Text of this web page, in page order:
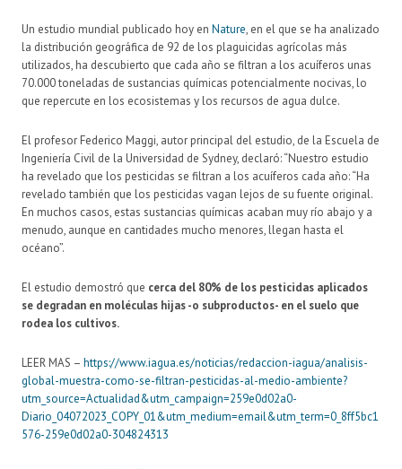
Un estudio mundial publicado hoy en Nature, en el que se ha analizado
la distribución geográfica de 92 de los plaguicidas agrícolas más
utilizados, ha descubierto que cada año se filtran a los acuíferos unas
70.000 toneladas de sustancias químicas potencialmente nocivas, lo
que repercute en los ecosistemas y los recursos de agua dulce.
El profesor Federico Maggi, autor principal del estudio, de la Escuela de
Ingeniería Civil de la Universidad de Sydney, declaró: “Nuestro estudio
ha revelado que los pesticidas se filtran a los acuíferos cada año: “Ha
revelado también que los pesticidas vagan lejos de su fuente original.
En muchos casos, estas sustancias químicas acaban muy río abajo y a
menudo, aunque en cantidades mucho menores, llegan hasta el
océano”.
El estudio demostró que cerca del 80% de los pesticidas aplicados
se degradan en moléculas hijas -o subproductos- en el suelo que
rodea los cultivos.
LEER MAS – https://www.iagua.es/noticias/redaccion-iagua/analisis-
global-muestra-como-se-filtran-pesticidas-al-medio-ambiente?
utm_source=Actualidad&utm_campaign=259e0d02a0-
Diario_04072023_COPY_01&utm_medium=email&utm_term=0_8ff5bc1
576-259e0d02a0-304824313